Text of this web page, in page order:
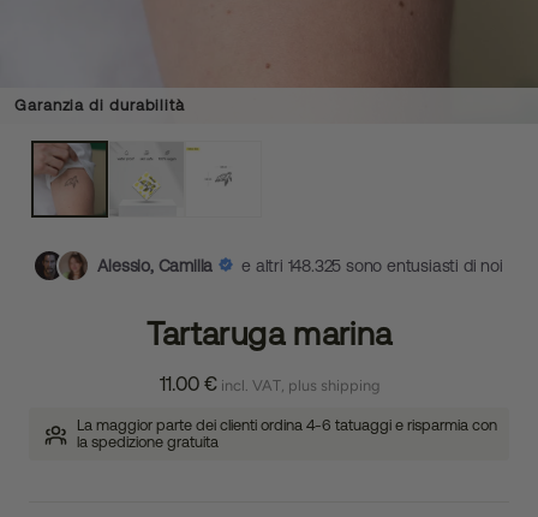
Garanzia di durabilità
Alessio, Camilla e altri 148.325 sono entusiasti di noi
Tartaruga marina
11.00 € incl. VAT, plus shipping
La maggior parte dei clienti ordina 4-6 tatuaggi e risparmia con
la spedizione gratuita